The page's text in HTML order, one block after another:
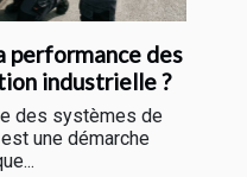
performance des
industrielle ?
des systèmes de
une démarche